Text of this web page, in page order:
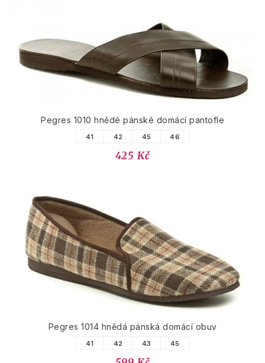
Pegres 1010 hnědé pánské domácí pantofle
41 42 45 46
425 Kč
Pegres 1014 hnědá pánská domácí obuv
41 42 43 45